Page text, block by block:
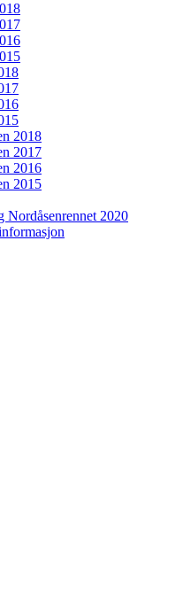
2018
2017
2016
2015
Nordåsenrennet 2020